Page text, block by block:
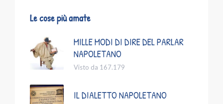
Le cose più amate
MILLE MODI DI DIRE DEL PARLAR
NAPOLETANO
Visto da 167.179
IL DIALETTO NAPOLETANO